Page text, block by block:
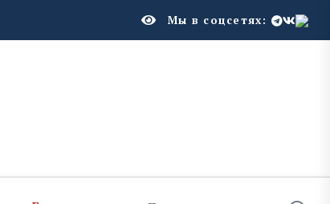
Мы в соцсетях: